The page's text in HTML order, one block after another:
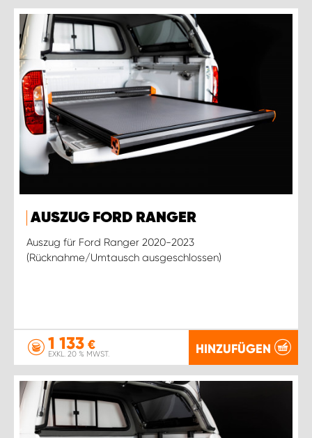
AUSZUG FORD RANGER
Auszug für Ford Ranger 2020-2023
(Rücknahme/Umtausch ausgeschlossen)
1 133 €
EXKL. 20 % MWST. HINZUFÜGEN